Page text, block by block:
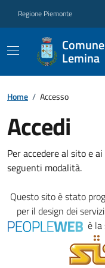
Regione Piemonte
Lemina
Home / Accesso
Accedi
Per accedere al sito e
seguenti modalità.
Questo sito è stato
per il design dei
è la